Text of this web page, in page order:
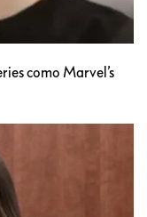
como Marvel’s